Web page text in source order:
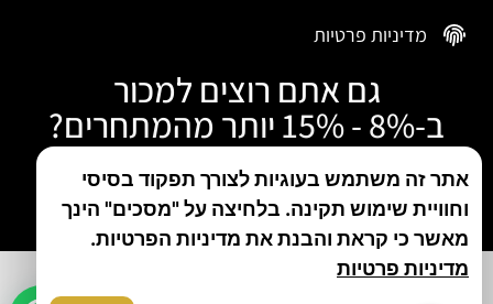
מדיניות פרטיות
גם אתם רוצים למכור
ב-8% - 15% יותר מהמתחרים?
התקשרו עכשיו
טלפון: 050-480-5046
אתר זה משתמש בעוגיות לצורך תפקוד בסיסי
וחוויית שימוש תקינה. בלחיצה על "מסכים" הינך
מאשר כי קראת והבנת את מדיניות הפרטיות.
מדיניות פרטיות